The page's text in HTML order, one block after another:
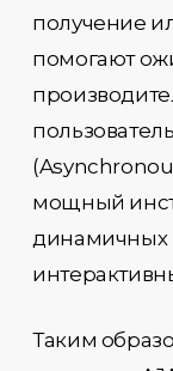
получение
помогают
мощный
динамичных
Таким